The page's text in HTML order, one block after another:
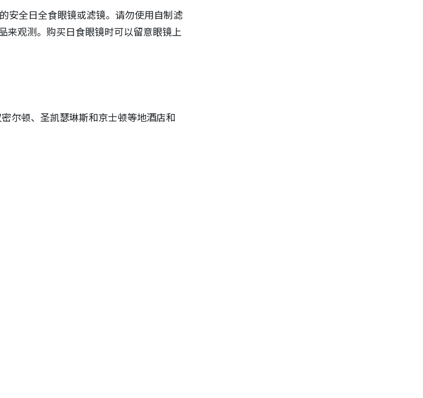
安全日全食眼镜或滤镜。请勿使用自制滤
来观测。购买日食眼镜时可以留意眼镜上
尔顿、圣凯瑟琳斯和京士顿等地酒店和